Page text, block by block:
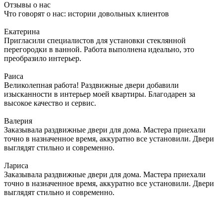
Отзывы о нас
Что говорят о нас: истории довольных клиентов
Екатерина
Пригласили специалистов для установки стеклянной
перегородки в ванной. Работа выполнена идеально, это
преобразило интерьер.
Раиса
Великолепная работа! Раздвижные двери добавили
изысканности в интерьер моей квартиры. Благодарен за
высокое качество и сервис.
Валерия
Заказывала раздвижные двери для дома. Мастера приехали
точно в назначенное время, аккуратно все установили. Двери
выглядят стильно и современно.
Лариса
Заказывала раздвижные двери для дома. Мастера приехали
точно в назначенное время, аккуратно все установили. Двери
выглядят стильно и современно.